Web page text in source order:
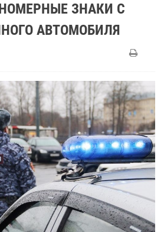
ЗНАКИ С
АВТОМОБИЛЯ